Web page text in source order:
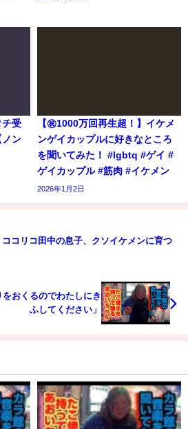
チ受
ノン
【㊗️1000万回再生超！】イケメ
ンゲイカップルに好きなところ
を聞いてみた！ #lgbtq #ゲイ #
ゲイカップル #筋肉 #イケメン
2026年1月2日
ココリコ田中の息子、クソイケメンに育つ
おくるのでわたしにき
ふしてください」